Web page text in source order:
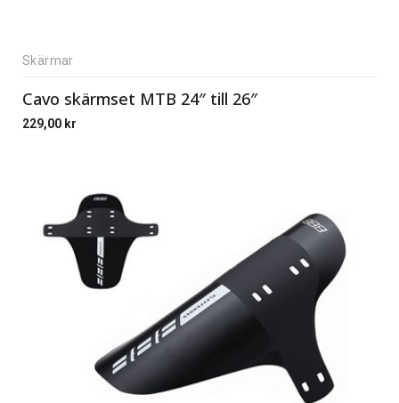
Skärmar
Cavo skärmset MTB 24″ till 26″
229,00 kr